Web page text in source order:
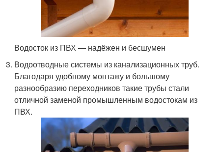
Водосток из ПВХ — надёжен и бесшумен
Водоотводные системы из канализационных труб.
Благодаря удобному монтажу и большому
разнообразию переходников такие трубы стали
отличной заменой промышленным водостокам из
ПВХ.